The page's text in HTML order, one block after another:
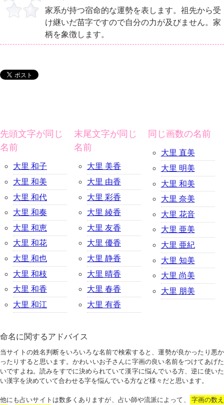
家系が持つ宿命的な運勢を表します。祖先から受
け継いだ苗字ですので自分の力が及びません。家
柄を象徴します。
先頭文字が同じ
名前
大里 和子
大里 和美
大里 和代
大里 和奏
大里 和恵
大里 和花
大里 和也
大里 和枝
大里 和香
大里 和江
末尾文字が同じ
名前
大里 美香
大里 由香
大里 彩香
大里 綾香
大里 友香
大里 優香
大里 静香
大里 晴香
大里 春香
大里 有香
同じ画数の名前
大里 直美
大里 明美
大里 和美
大里 奈美
大里 花音
大里 亜美
大里 亜紀
大里 知美
大里 尚美
大里 朋美
命名に関するアドバイス
当サイトの姓名判断をいろいろな名前で検索すると、運勢が良かったり悪か
ったりすると思います。かわいいお子さんに字画の良い名前をつけてあげた
いですよね。読みをすでに決められていて漢字に悩んでいる方、逆に使いた
い漢字を決めていて合わせる字を悩んでいる方など様々だと思います。
他にも占いサイトは数多くありますが、占い師や流派によって、
字画の数え